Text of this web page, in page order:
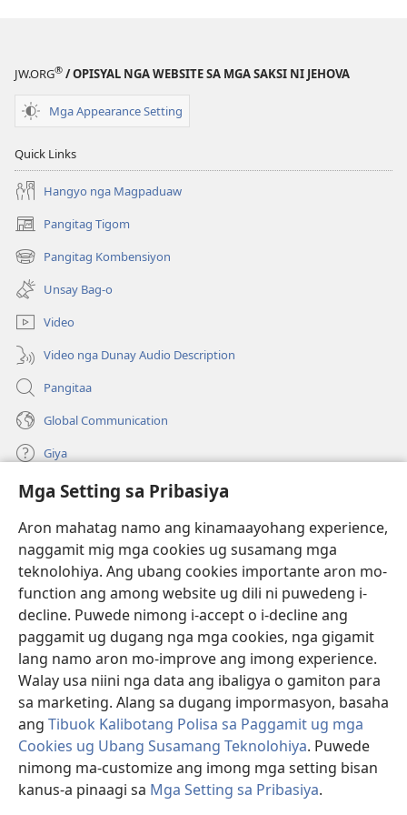
Mga Setting sa Pribasiya
Aron mahatag namo ang kinamaayohang experience,
naggamit mig mga cookies ug susamang mga
teknolohiya. Ang ubang cookies importante aron mo-
function ang among website ug dili ni puwedeng i-
decline. Puwede nimong i-accept o i-decline ang
paggamit ug dugang nga mga cookies, nga gigamit
lang namo aron mo-improve ang imong experience.
Walay usa niini nga data ang ibaligya o gamiton para
sa marketing. Alang sa dugang impormasyon, basaha
ang Tibuok Kalibotang Polisa sa Paggamit ug mga
Cookies ug Ubang Susamang Teknolohiya. Puwede
nimong ma-customize ang imong mga setting bisan
kanus-a pinaagi sa Mga Setting sa Pribasiya.
JW.ORG® / OPISYAL NGA WEBSITE SA MGA SAKSI NI JEHOVA
Mga Appearance Setting
Quick Links
Hangyo nga Magpaduaw
Pangitag Tigom
(mo-
open
ug
bag-
ong
window)
Pangitag Kombensiyon
(mo-
open
ug
bag-
ong
window)
Unsay Bag-o
Video
Video nga Dunay Audio Description
Pangitaa
Global Communication
Giya
Donasyon
(mo-
open
bag-
ong
window)
Watchtower ONLINE NGA LIBRARYA
(mo-
open
ug
bag-
window)
JW Hub
(mo-
open
ug
bag-
ong
window)
JW Library
Watchtower Library
Copyright© 2026 Watch Tower Bible and Tract Society of Pennsylvania.
KONDISYONES SA PAGGAMIT
|POLISA SA PRIBASIYA|
SA PRIBASIYA